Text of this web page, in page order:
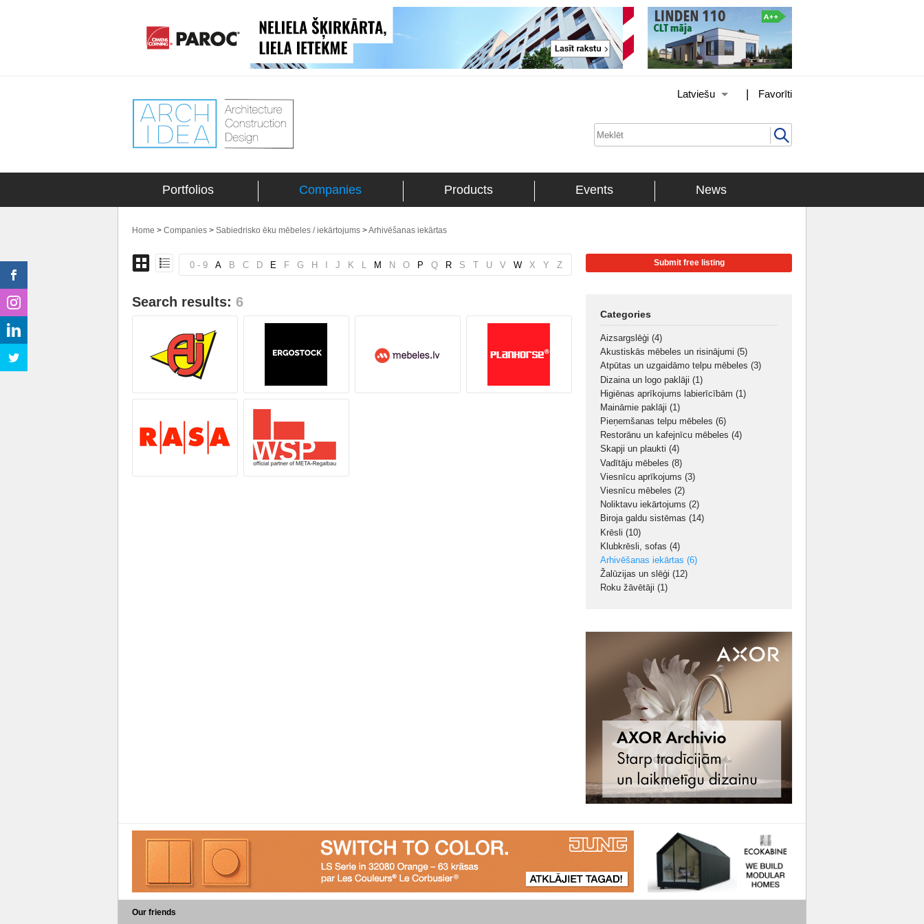
Favorīti
|
Latviešu
Portfolios Companies Products Events News
Home > Companies > Sabiedrisko ēku mēbeles / iekārtojums >Arhivēšanas iekārtas
0 - 9 A B C D E F G H J K L M N O P Q R S T U V W X Y Z
Search results: 6
Submit free listing
Categories
Aizsargslēģi (4)
Akustiskās mēbeles un risinājumi (5)
Atpūtas un uzgaidāmo telpu mēbeles (3)
Dizaina un logo paklāji (1)
Higiēnas aprīkojums labierīcībām (1)
Maināmie paklāji (1)
Pieņemšanas telpu mēbeles (6)
Restorānu un kafejnīcu mēbeles (4)
Skapji un plaukti (4)
Vadītāju mēbeles (8)
Viesnīcu aprīkojums (3)
Viesnīcu mēbeles (2)
Noliktavu iekārtojums (2)
Biroja galdu sistēmas (14)
Krēsli (10)
Klubkrēsli, sofas (4)
Arhivēšanas iekārtas (6)
Žalūzijas un slēģi (12)
Roku žāvētāji (1)
Our friends